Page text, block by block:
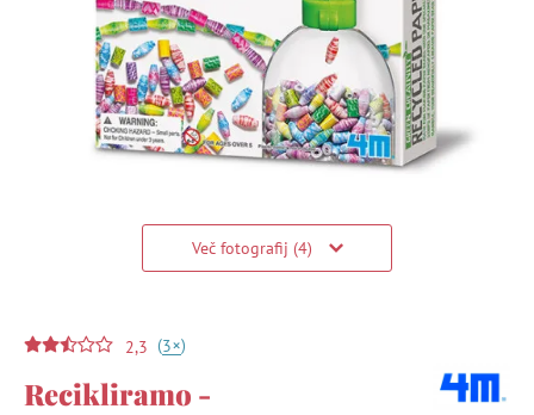
Več fotografij (4)
2,3 (3+)
Recikliramo -